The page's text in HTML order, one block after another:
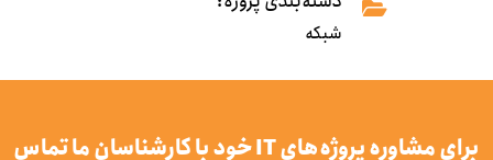
شبکه
برای مشاوره پروژه‌های IT خود با کارشناسان ما تماس